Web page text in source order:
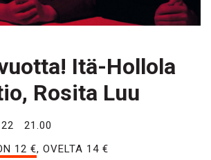
Itä-Hollola
Rosita Luu
21.00
12 €, OVELTA 14 €